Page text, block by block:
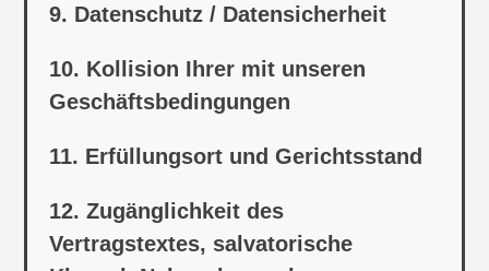
9. Datenschutz / Datensicherheit
10. Kollision Ihrer mit unseren
Geschäftsbedingungen
11. Erfüllungsort und Gerichtsstand
12. Zugänglichkeit des
Vertragstextes, salvatorische